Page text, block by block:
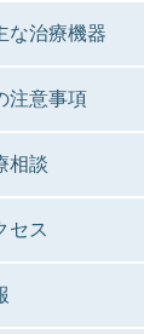
な治療機器
注意事項
相談
セス